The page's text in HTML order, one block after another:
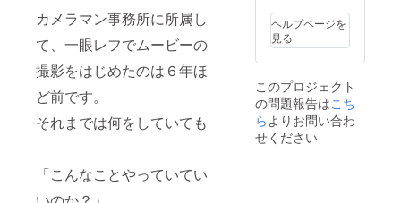
カメラマン事務所に所属し
て、一眼レフでムービーの
撮影をはじめたのは６年ほ
ど前です。
それまでは何をしていても
「こんなことやっていてい
す。そ
の際の
交通費
に関し
は別途
相談と
なりま
す。
（交通
ヘルプページを
見る
このプロジェクト
の問題報告はこち
らよりお問い合わ
せください